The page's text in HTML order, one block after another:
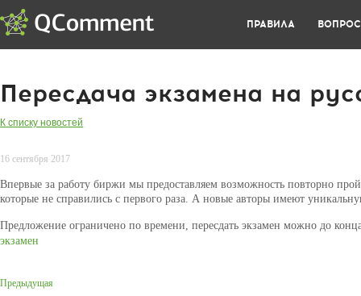
ПРАВИЛА
Пересдача экзамена на
К списку новостей
16 сентября 2017
Впервые за работу биржи мы предоставляем возможность повторно
которые не справились с первого раза. А новые авторы имеют
Предложение ограничено по времени, пересдать экзамен можно до
экзамен
Предыдущая